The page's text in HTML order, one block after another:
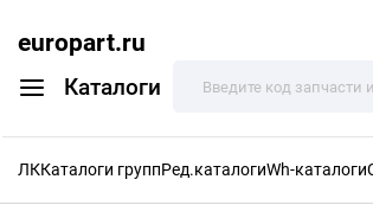
europart.ru
Каталоги
ЛККаталоги группРед.каталогиWh-каталоги